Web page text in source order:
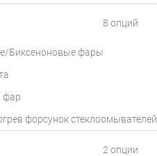
8 опций
Биксеноновые фары
фар
форсунок стеклоомывателей
2 опции